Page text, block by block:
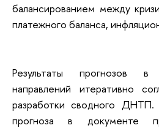
балансированием между
платежного баланса,
Результаты прогнозов в
направлений итеративно
разработки сводного
прогноза в документе